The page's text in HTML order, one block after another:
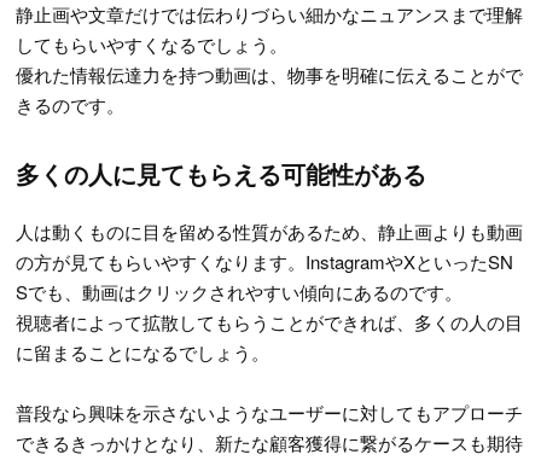
静止画や文章だけでは伝わりづらい細かなニュアンスまで理解
してもらいやすくなるでしょう。
優れた情報伝達力を持つ動画は、物事を明確に伝えることがで
きるのです。
多くの人に見てもらえる可能性がある
人は動くものに目を留める性質があるため、静止画よりも動画
の方が見てもらいやすくなります。InstagramやXといったSN
Sでも、動画はクリックされやすい傾向にあるのです。
視聴者によって拡散してもらうことができれば、多くの人の目
に留まることになるでしょう。
普段なら興味を示さないようなユーザーに対してもアプローチ
できるきっかけとなり、新たな顧客獲得に繋がるケースも期待